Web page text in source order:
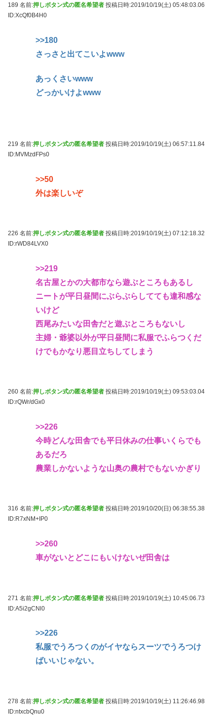
189 名前:押しボタン式の匿名希望者 投稿日時:2019/10/19(土) 05:48:03.06
ID:XcQf0B4H0
>>180
さっさと出てこいよwww
あっくさいwww
どっかいけよwww
219 名前:押しボタン式の匿名希望者 投稿日時:2019/10/19(土) 06:57:11.84
ID:MVMzdFPs0
>>50
外は楽しいぞ
226 名前:押しボタン式の匿名希望者 投稿日時:2019/10/19(土) 07:12:18.32
ID:rWD84LVX0
>>219
名古屋とかの大都市なら遊ぶところもあるし
ニートが平日昼間にぶらぶらしてても違和感な
いけど
西尾みたいな田舎だと遊ぶところもないし
主婦・爺婆以外が平日昼間に私服でふらつくだ
けでもかなり悪目立ちしてしまう
260 名前:押しボタン式の匿名希望者 投稿日時:2019/10/19(土) 09:53:03.04
ID:rQWr/dGx0
>>226
今時どんな田舎でも平日休みの仕事いくらでも
あるだろ
農業しかないような山奥の農村でもないかぎり
316 名前:押しボタン式の匿名希望者 投稿日時:2019/10/20(日) 06:38:55.38
ID:R7xNM+IP0
>>260
車がないとどこにもいけないぜ田舎は
271 名前:押しボタン式の匿名希望者 投稿日時:2019/10/19(土) 10:45:06.73
ID:A5i2gCNl0
>>226
私服でうろつくのがイヤならスーツでうろつけ
ばいいじゃない。
278 名前:押しボタン式の匿名希望者 投稿日時:2019/10/19(土) 11:26:46.98
ID:ntxcbQnu0